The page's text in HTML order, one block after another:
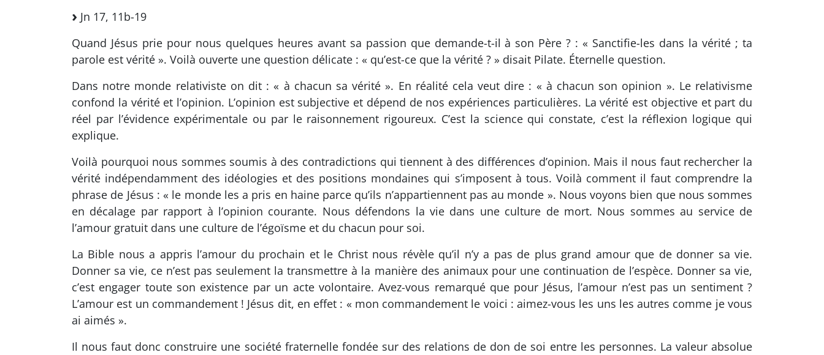
Jn 17, 11b-19
Quand Jésus prie pour nous quelques heures avant sa passion que demande-t-il à son Père ? : « Sanctifie-les dans la vérité ; ta
parole est vérité ». Voilà ouverte une question délicate : « qu’est-ce que la vérité ? » disait Pilate. Éternelle question.
Dans notre monde relativiste on dit : « à chacun sa vérité ». En réalité cela veut dire : « à chacun son opinion ». Le relativisme
confond la vérité et l’opinion. L’opinion est subjective et dépend de nos expériences particulières. La vérité est objective et part du
réel par l’évidence expérimentale ou par le raisonnement rigoureux. C’est la science qui constate, c’est la réflexion logique qui
explique.
Voilà pourquoi nous sommes soumis à des contradictions qui tiennent à des différences d’opinion. Mais il nous faut rechercher la
vérité indépendamment des idéologies et des positions mondaines qui s’imposent à tous. Voilà comment il faut comprendre la
phrase de Jésus : « le monde les a pris en haine parce qu’ils n’appartiennent pas au monde ». Nous voyons bien que nous sommes
en décalage par rapport à l’opinion courante. Nous défendons la vie dans une culture de mort. Nous sommes au service de
l’amour gratuit dans une culture de l’égoïsme et du chacun pour soi.
La Bible nous a appris l’amour du prochain et le Christ nous révèle qu’il n’y a pas de plus grand amour que de donner sa vie.
Donner sa vie, ce n’est pas seulement la transmettre à la manière des animaux pour une continuation de l’espèce. Donner sa vie,
c’est engager toute son existence par un acte volontaire. Avez-vous remarqué que pour Jésus, l’amour n’est pas un sentiment ?
L’amour est un commandement ! Jésus dit, en effet : « mon commandement le voici : aimez-vous les uns les autres comme je vous
ai aimés ».
Il nous faut donc construire une société fraternelle fondée sur des relations de don de soi entre les personnes. La valeur absolue